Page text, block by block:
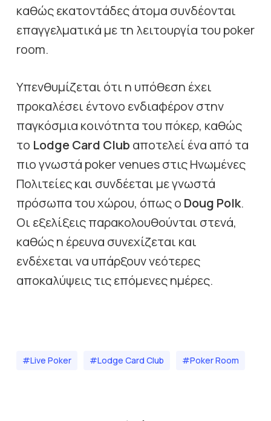
καθώς εκατοντάδες άτομα συνδέονται
επαγγελματικά με τη λειτουργία του poker
room.
Υπενθυμίζεται ότι η υπόθεση έχει
προκαλέσει έντονο ενδιαφέρον στην
παγκόσμια κοινότητα του πόκερ, καθώς
το Lodge Card Club αποτελεί ένα από τα
πιο γνωστά poker venues στις Ηνωμένες
Πολιτείες και συνδέεται με γνωστά
πρόσωπα του χώρου, όπως ο Doug Polk.
Οι εξελίξεις παρακολουθούνται στενά,
καθώς η έρευνα συνεχίζεται και
ενδέχεται να υπάρξουν νεότερες
αποκαλύψεις τις επόμενες ημέρες.
#Live Poker #Lodge Card Club #Poker Room